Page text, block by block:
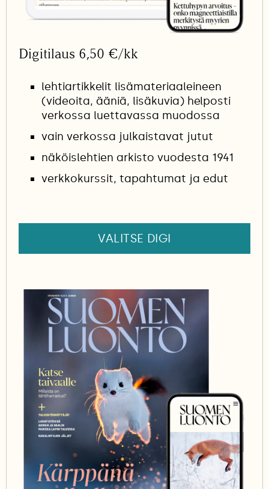
Digitilaus 6,50 €/kk
lehtiartikkelit lisämateriaaleineen
(videoita, ääniä, lisäkuvia) helposti
verkossa luettavassa muodossa
vain verkossa julkaistavat jutut
näköislehtien arkisto vuodesta 1941
verkkokurssit, tapahtumat ja edut
VALITSE DIGI